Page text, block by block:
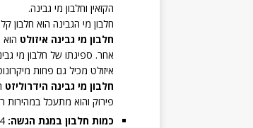
הקזאין וחלבון מי גבינה.
חלבון מי הגבינה הוא חלבון
חלבון מי גבינה איזולט הוא
אחר. ספיגתו של חלבון מי
איזולט מכיל גם פחות
חלבון מי גבינה הידרוליזט
פירוק והוא מתעכל במהירות
כמות חלבון במנת הגשה: